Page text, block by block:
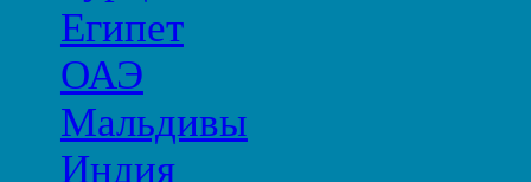
Египет
ОАЭ
Мальдивы
Индия